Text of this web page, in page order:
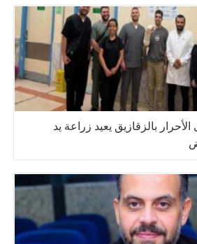
بالزقازيق يعيد زراعة يد